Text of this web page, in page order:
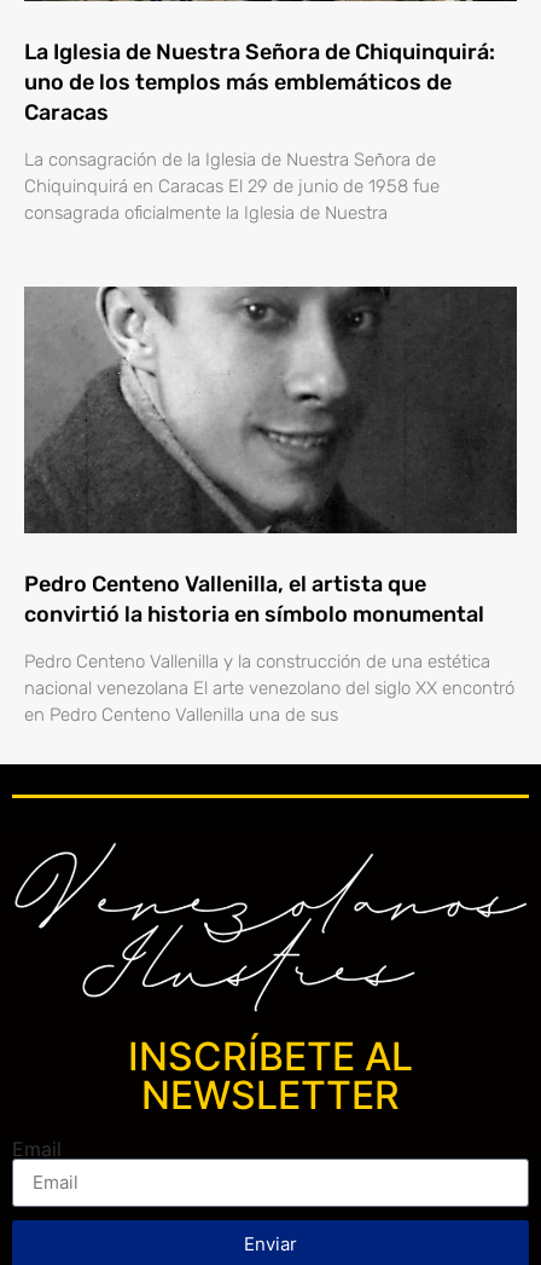
La Iglesia de Nuestra Señora de Chiquinquirá:
uno de los templos más emblemáticos de
Caracas
La consagración de la Iglesia de Nuestra Señora de
Chiquinquirá en Caracas El 29 de junio de 1958 fue
consagrada oficialmente la Iglesia de Nuestra
Pedro Centeno Vallenilla, el artista que
convirtió la historia en símbolo monumental
Pedro Centeno Vallenilla y la construcción de una estética
nacional venezolana El arte venezolano del siglo XX encontró
en Pedro Centeno Vallenilla una de sus
INSCRÍBETE AL
NEWSLETTER
Email
Enviar